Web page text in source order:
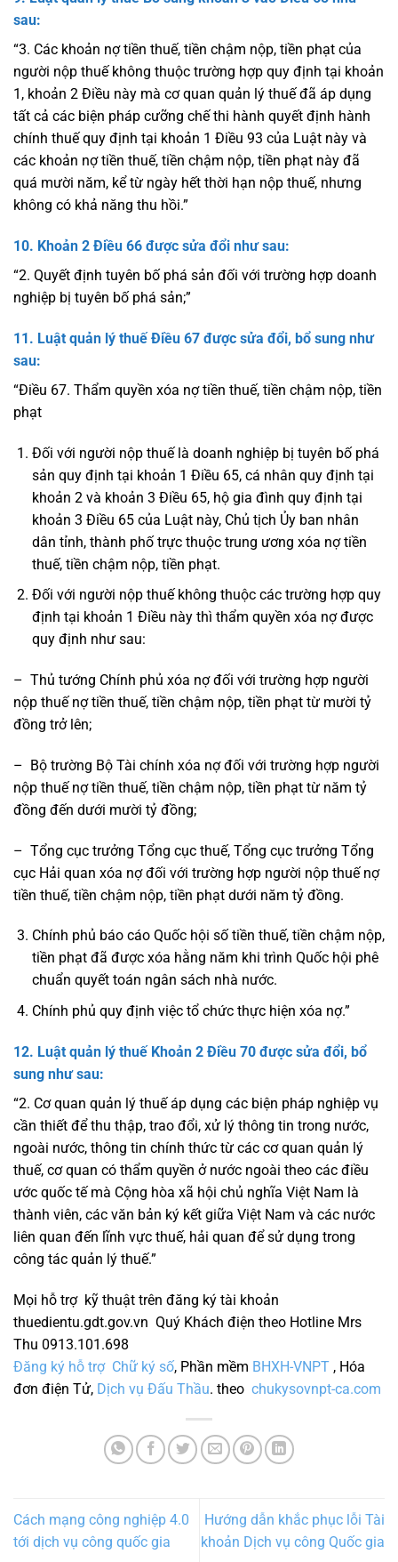
sau:
“3. Các khoản nợ tiền thuế, tiền chậm nộp, tiền phạt của
người nộp thuế không thuộc trường hợp quy định tại khoản
1, khoản 2 Điều này mà cơ quan quản lý thuế đã áp dụng
tất cả các biện pháp cưỡng chế thi hành quyết định hành
chính thuế quy định tại khoản 1 Điều 93 của Luật này và
các khoản nợ tiền thuế, tiền chậm nộp, tiền phạt này đã
quá mười năm, kể từ ngày hết thời hạn nộp thuế, nhưng
không có khả năng thu hồi.”
10. Khoản 2 Điều 66 được sửa đổi như sau:
“2. Quyết định tuyên bố phá sản đối với trường hợp doanh
nghiệp bị tuyên bố phá sản;”
11. Luật quản lý thuếĐiều 67 được sửa đổi, bổ sung như
sau:
“Điều 67. Thẩm quyền xóa nợ tiền thuế, tiền chậm nộp, tiền
phạt
Đối với người nộp thuế là doanh nghiệp bị tuyên bố phá
sản quy định tại khoản 1 Điều 65, cá nhân quy định tại
khoản 2 và khoản 3 Điều 65, hộ gia đình quy định tại
khoản 3 Điều 65 của Luật này, Chủ tịch Ủy ban nhân
dân tỉnh, thành phố trực thuộc trung ương xóa nợ tiền
thuế, tiền chậm nộp, tiền phạt.
Đối với người nộp thuế không thuộc các trường hợp quy
định tại khoản 1 Điều này thì thẩm quyền xóa nợ được
quy định như sau:
– Thủ tướng Chính phủ xóa nợ đối với trường hợp người
nộp thuế nợ tiền thuế, tiền chậm nộp, tiền phạt từ mười tỷ
đồng trở lên;
– Bộ trường Bộ Tài chính xóa nợ đối với trường hợp người
nộp thuế nợ tiền thuế, tiền chậm nộp, tiền phạt từ năm tỷ
đồng đến dưới mười tỷ đồng;
– Tổng cục trưởng Tổng cục thuế, Tổng cục trưởng Tổng
cục Hải quan xóa nợ đối với trường hợp người nộp thuế nợ
tiền thuế, tiền chậm nộp, tiền phạt dưới năm tỷ đồng.
Chính phủ báo cáo Quốc hội số tiền thuế, tiền chậm nộp,
tiền phạt đã được xóa hằng năm khi trình Quốc hội phê
chuẩn quyết toán ngân sách nhà nước.
Chính phủ quy định việc tổ chức thực hiện xóa nợ.”
12. Luật quản lý thuế Khoản 2 Điều 70 được sửa đổi, bổ
sung như sau:
“2. Cơ quan quản lý thuế áp dụng các biện pháp nghiệp vụ
cần thiết để thu thập, trao đổi, xử lý thông tin trong nước,
ngoài nước, thông tin chính thức từ các cơ quan quản lý
thuế, cơ quan có thẩm quyền ở nước ngoài theo các điều
ước quốc tế mà Cộng hòa xã hội chủ nghĩa Việt Nam là
thành viên, các văn bản ký kết giữa Việt Nam và các nước
liên quan đến lĩnh vực thuế, hải quan để sử dụng trong
công tác quản lý thuế.”
Mọi hỗ trợ kỹ thuật trên đăng ký tài khoản
thuedientu.gdt.gov.vn Quý Khách điện theo Hotline Mrs
Thu 0913.101.698
Đăng ký hỗ trợ Chữ ký số, Phần mềm BHXH-VNPT , Hóa
đơn điện Tử, Dịch vụ Đấu Thầu. theo chukysovnpt-ca.com
Cách mạng công nghiệp 4.0
tới dịch vụ công quốc gia
Hướng dẫn khắc phục lỗi Tài
khoản Dịch vụ công Quốc gia